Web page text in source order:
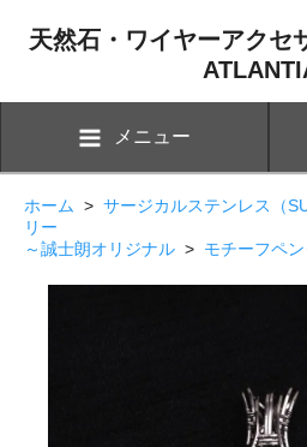
天然石・ワイヤーアク
メニュー
ホーム > サージカルステンレス（
リー
～誠士朗オリジナル > モチーフペ